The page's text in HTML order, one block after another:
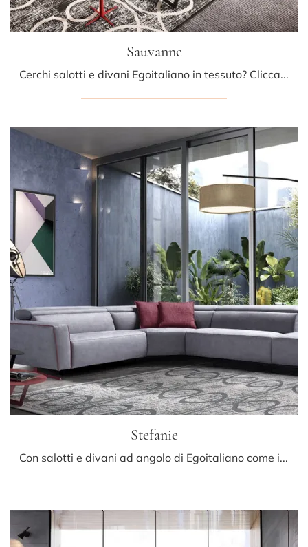
Sauvanne
Cerchi salotti e divani Egoitaliano in tessuto? Clicca e ottieni informazioni sul modello Sauvanne per spazi moderni.
Stefanie
Con salotti e divani ad angolo di Egoitaliano come il modello Stefanie in pelle, potrai ultimare il tuo concept d'arredo.